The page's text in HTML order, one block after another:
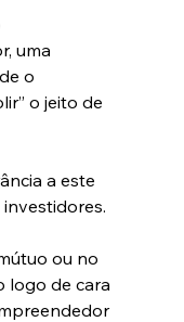
uma
o
o jeito de
a este
ou no
logo de cara